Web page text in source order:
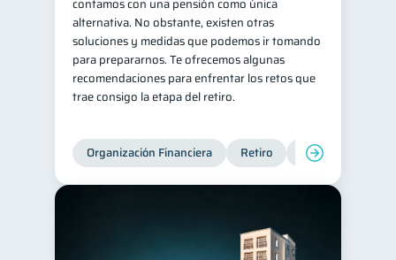
contamos con una pensión como única
alternativa. No obstante, existen otras
soluciones y medidas que podemos ir tomando
para prepararnos. Te ofrecemos algunas
recomendaciones para enfrentar los retos que
trae consigo la etapa del retiro.
Organización Financiera Retiro Cuenta